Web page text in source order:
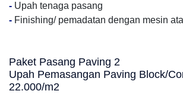
- Upah tenaga pasang
- Finishing/ pemadatan dengan mesin
Paket Pasang Paving 2
Upah Pemasangan Paving Block/
22.000/m2